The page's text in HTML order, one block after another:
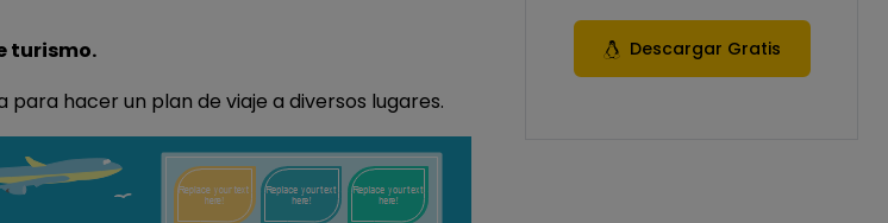
turismo.
hacer un plan de viaje a diversos lugares.
Descargar Gratis